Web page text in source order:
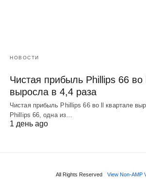
НОВОСТИ
Чистая прибыль Phillips 66 во
выросла в 4,4 раза
Чистая прибыль Phillips 66 во ll квартале
Phillips 66, одна из…
1 день ago
All Rights Reserved View Non-AMP